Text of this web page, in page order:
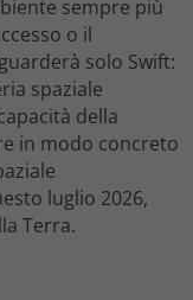
sempre più
o il
solo Swift:
spaziale
della
in modo concreto
luglio 2026,
Terra.